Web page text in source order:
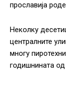
прославија
Неколку
централните
многу
годишнината